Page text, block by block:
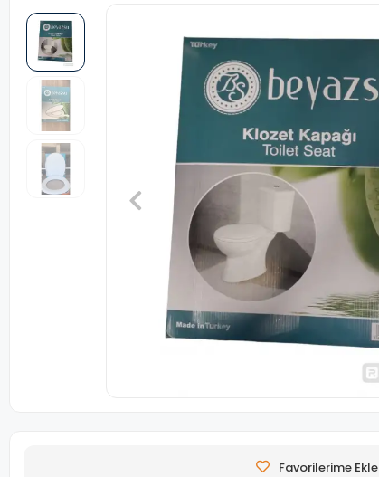
Favorilerime Ekle